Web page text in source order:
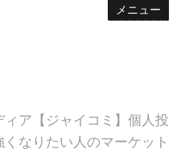
メニュー
ア【ジャイコミ】個人投
なりたい人のマーケット